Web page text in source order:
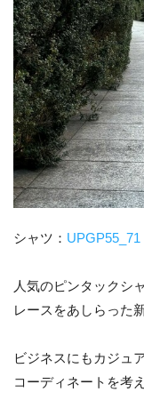
シャツ： UPGP55_71
人気のピンタックシ
レースをあしらった
ビジネスにもカジュ
コーディネートを考